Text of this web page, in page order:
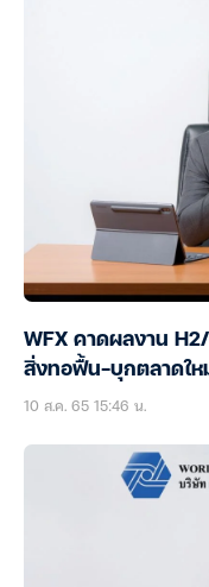
WFX คาดผลงาน
สิ่งทอฟื้น-บุกตลาดให
10 ส.ค. 65 15:46 น.